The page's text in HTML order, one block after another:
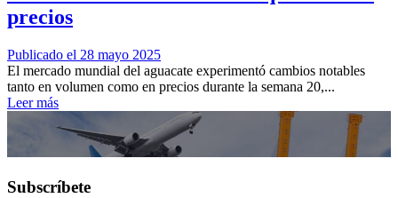
precios
Publicado el 28 mayo 2025
El mercado mundial del aguacate experimentó cambios notables
tanto en volumen como en precios durante la semana 20,...
Leer más
Subscríbete